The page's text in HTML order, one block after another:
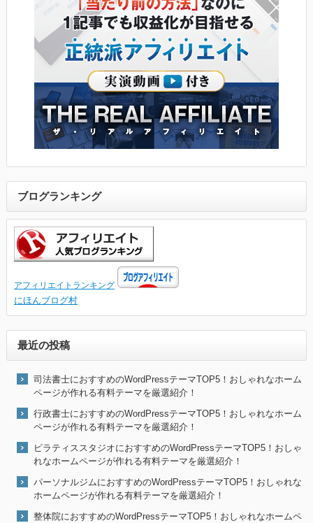
ブログランキング
アフィリエイトランキング
にほんブログ村
最近の投稿
司法書士におすすめのWordPressテーマTOP5！おしゃれなホーム
ページが作れる有料テーマを厳選紹介！
行政書士におすすめのWordPressテーマTOP5！おしゃれなホーム
ページが作れる有料テーマを厳選紹介！
ピラティススタジオにおすすめのWordPressテーマTOP5！おしゃ
れなホームページが作れる有料テーマを厳選紹介！
パーソナルジムにおすすめのWordPressテーマTOP5！おしゃれな
ホームページが作れる有料テーマを厳選紹介！
整体院におすすめのWordPressテーマTOP5！おしゃれなホームペ